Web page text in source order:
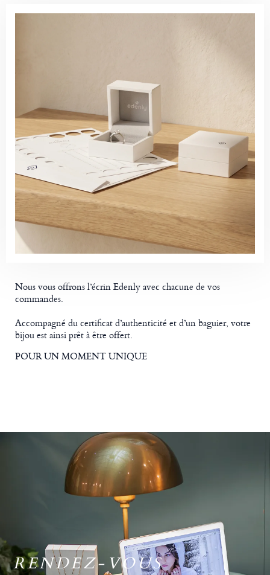
Nous vous offrons l’écrin Edenly avec chacune de vos
commandes.
Accompagné du certificat d’authenticité et d’un baguier, votre
bijou est ainsi prêt à être offert.
POUR UN MOMENT UNIQUE
RENDEZ-VOUS